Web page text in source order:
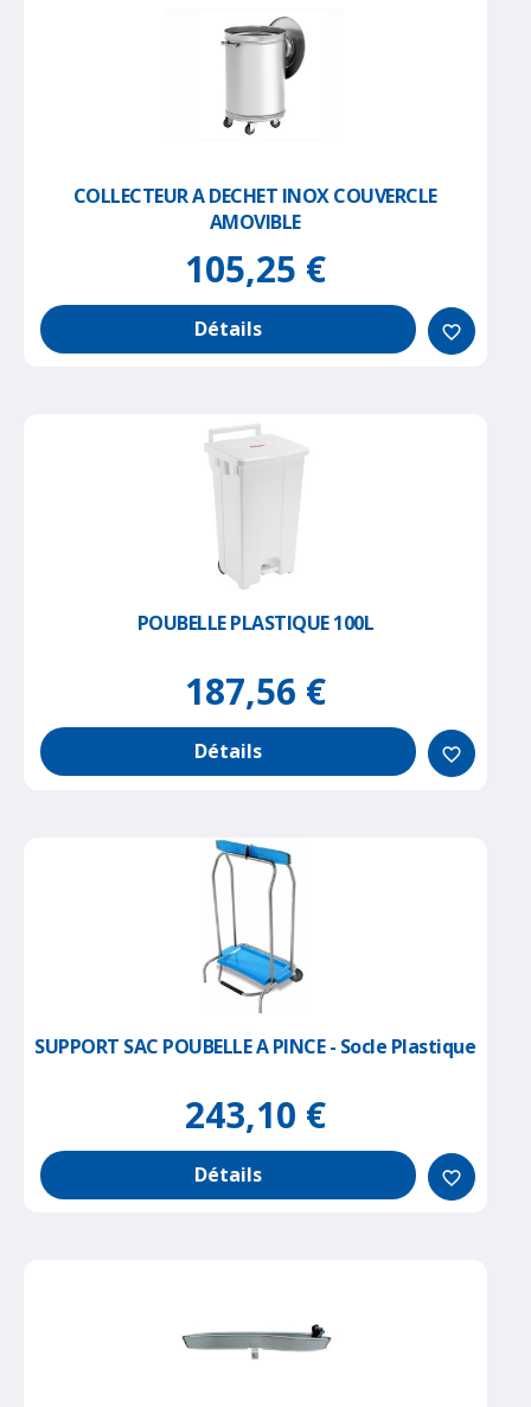
COLLECTEUR A DECHET INOX COUVERCLE
AMOVIBLE
105,25 €
Détails favorite_border
POUBELLE PLASTIQUE 100L
187,56 €
Détails favorite_border
SUPPORT SAC POUBELLE A PINCE - Socle Plastique
243,10 €
Détails favorite_border